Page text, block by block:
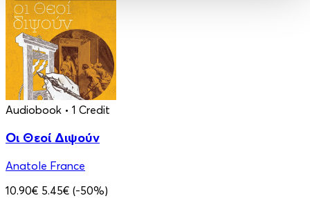
Audiobook • 1 Credit
Οι Θεοί Διψούν
Anatole France
10.90€ 5.45€ (-50%)